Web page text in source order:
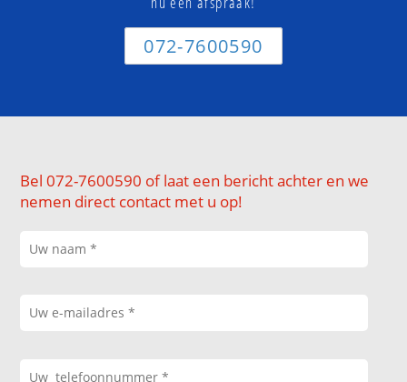
072-7600590
Bel 072-7600590 of laat een bericht achter en we
nemen direct contact met u op!